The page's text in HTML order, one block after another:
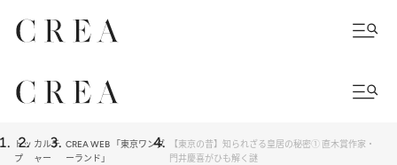
トッ
プ
カルチ
ャー
CREA WEB 「東京ワンダ
ーランド」
【東京の昔】知られざる皇居の秘密① 直木賞作家・
門井慶喜がひも解く謎